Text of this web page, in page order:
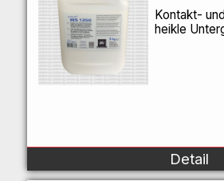
Kontakt-
heikle
Detail